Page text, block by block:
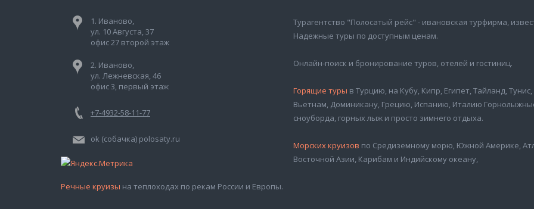
1. Иваново,
ул. 10 Августа, 37
офис 27 второй этаж
2. Иваново,
ул. Лежневская, 46
офис 3, первый этаж
+7-4932-58-11-77
ok (собачка) polosaty.ru
Турагентство "Полосатый рейс" - ивановская турфирма,
Надежные туры по доступным ценам.
Онлайн-поиск и бронирование туров, отелей и гостиниц.
Горящие туры в Турцию, на Кубу, Кипр, Египет, Тайланд,
Вьетнам, Доминикану, Грецию, Испанию, Италию
сноуборда, горных лыж и просто зимнего отдыха.
Морских круизов по Средиземному морю, Южной Америке,
Восточной Азии, Карибам и Индийскому океану,
Речные круизы на теплоходах по рекам России и Европы.